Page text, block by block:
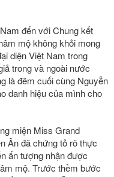
đến với Chung kết
mộ không khỏi mong
diện Việt Nam trong
trong và ngoài nước
là đêm cuối cùng Nguyễn
danh hiệu của mình cho
miện Miss Grand
Ân đã chứng tỏ rõ thực
ấn tượng nhận được
mộ. Trước thềm bước